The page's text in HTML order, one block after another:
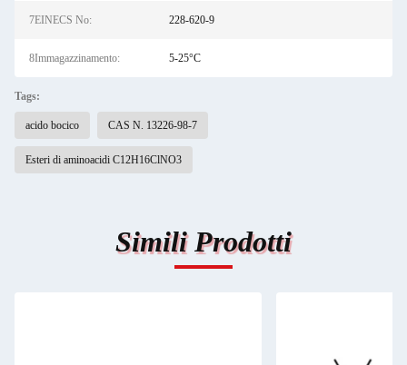
7EINECS No: 228-620-9
8Immagazzinamento: 5-25°C
Tags:
acido bocico CAS N. 13226-98-7
Esteri di aminoacidi C12H16ClNO3
Simili Prodotti